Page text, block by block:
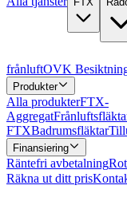
frånluftOVK
Produkter
Alla produkterFTX-
Aggregat
FTXBadrumsfläktar
Finansiering
Räntefri avbetalning
Räkna ut ditt pris